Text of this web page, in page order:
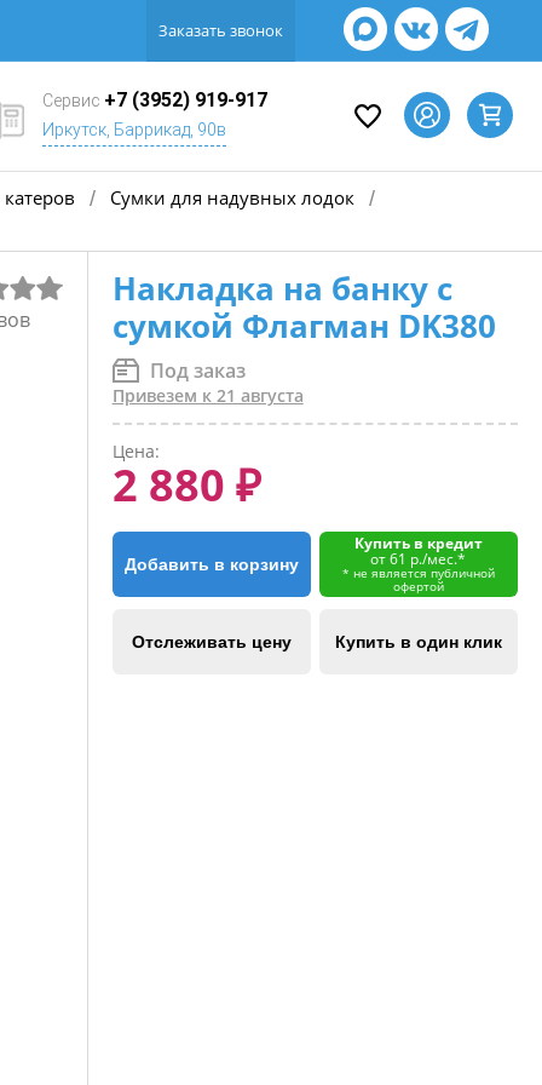
Заказать звонок
Сервис +7 (3952) 919-917
Иркутск, Баррикад, 90в
/ Сумки для надувных лодок /
Накладка на банку с
сумкой Флагман DK380
Под заказ
Привезем к 21 августа
Цена:
2 880 ₽
Добавить в корзину
Купить в кредит
от 61 р./мес.*
* не является публичной
офертой
Отслеживать цену Купить в один клик